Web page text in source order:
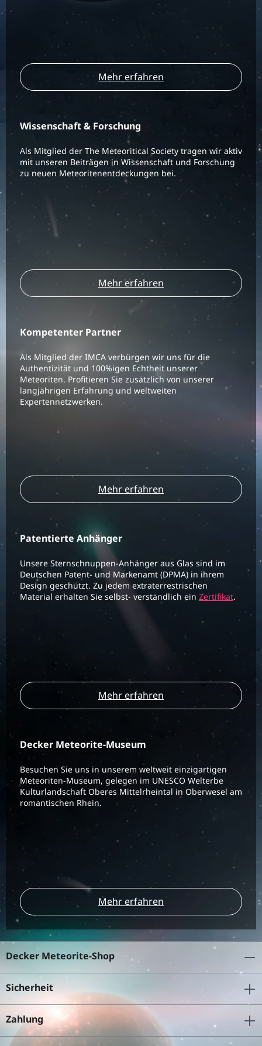
Mehr erfahren
Wissenschaft & Forschung
Als Mitglied der The Meteoritical Society tragen wir aktiv
mit unseren Beiträgen in Wissenschaft und Forschung
zu neuen Meteoritenentdeckungen bei.
Mehr erfahren
Kompetenter Partner
Als Mitglied der IMCA verbürgen wir uns für die
Authentizität und 100%igen Echtheit unserer
Meteoriten. Profitieren Sie zusätzlich von unserer
langjährigen Erfahrung und weltweiten
Expertennetzwerken.
Mehr erfahren
Patentierte Anhänger
Unsere Sternschnuppen-Anhänger aus Glas sind im
Deutschen Patent- und Markenamt (DPMA) in ihrem
Design geschützt. Zu jedem extraterrestrischen
Material erhalten Sie selbst- verständlich ein Zertifikat.
Mehr erfahren
Decker Meteorite-Museum
Besuchen Sie uns in unserem weltweit einzigartigen
Meteoriten-Museum, gelegen im UNESCO Welterbe
Kulturlandschaft Oberes Mittelrheintal in Oberwesel am
romantischen Rhein.
Mehr erfahren
Decker Meteorite-Shop
Sicherheit
Zahlung